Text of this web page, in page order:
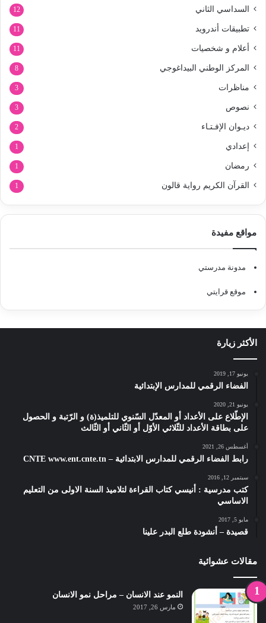
السداسي الثاني 12
تطبيقات أندرويد 11
أعلام و شخصيات 11
المركز الوطني البيداغوجي 8
مناظرات 3
نصوص 3
ديـوان الإفـتـاء 2
إعدادي 1
رمضان 1
القرآن الكريم رواية قالون 1
مواقع مفيدة
مدونة مدرستي
موقع قرايتي
الأكثر زيارة
يونيو 17, 2019
الفضاء الرقمي للمدارس الإبتدائية
يونيو 21, 2020
الإطّلاع على الأعداد أو المعدّل السّنوي للتلميذ(ة) و الرّتبة و الحصول
على بطاقة الأعداد للثّلاثي الأوّل أو الثّاني أو الثّالث
أغسطس 26, 2021
رابط الفضاء الرقمي للمدارس الابتدائية – CNTE www.ent.cnte.tn
سبتمبر 12, 2016
كتب مدرسية : أنيسي كتاب القراءة لتلاميذ السنة الاولى من التعليم
الاساسي
مايو 5, 2017
قصيدة – أنشودة طلع البدر علينا
مقالات عشوائية
النمو عند الانسان – مراحل نمو الانسان
مارس 26, 2017